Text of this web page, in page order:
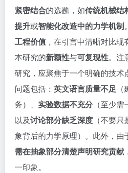
紧密结合的选题，如传统机械结
提升或智能化改造中的力学机制
工程价值 ，在引言中清晰对比
本研究的新颖性与可复现性。注
研究，应聚焦于一个明确的技术
问题包括： 英文语言质量不足
务）、 实验数据不充分（至少需
以及讨论部分缺乏深度 （不要
象背后的力学原理）。此外，由
需在抽象部分清楚声明研究贡献
一印象。